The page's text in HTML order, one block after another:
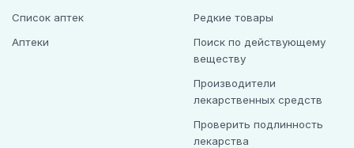
Список аптек
Аптеки
Редкие товары
Поиск по действующему
веществу
Производители
лекарственных средств
Проверить подлинность
лекарства